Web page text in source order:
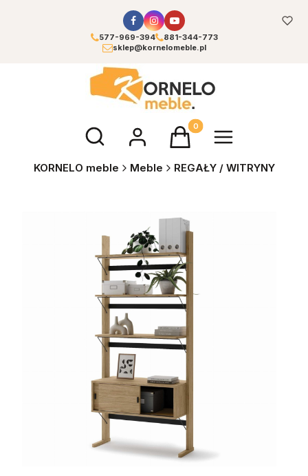
577-969-394
881-344-773
sklep@kornelomeble.pl
Otwórz wyszukiwarkęProdukty w koszyku: 0.
KORNELO meble Meble REGAŁY / WITRYNY